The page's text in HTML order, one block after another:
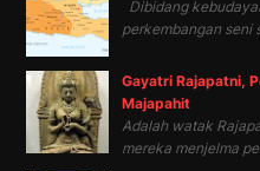
Dibidang
perkembangan seni
Gayatri Rajapatni,
Majapahit
Adalah watak
mereka menjelma